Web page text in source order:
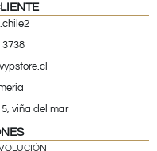
3738
viña del mar